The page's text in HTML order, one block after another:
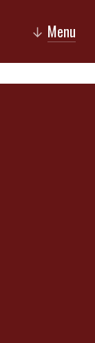
↓ Menu